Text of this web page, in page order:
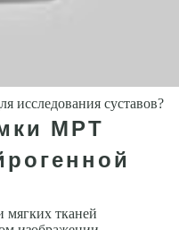
исследования суставов?
МРТ
мягких тканей